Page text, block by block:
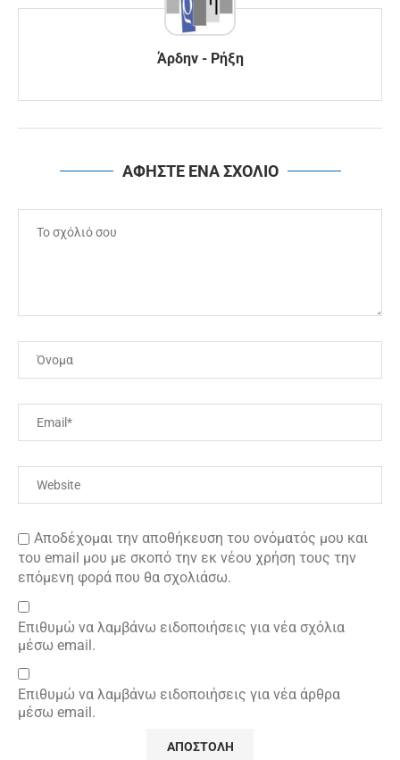
Άρδην - Ρήξη
ΑΦΗΣΤΕ ΕΝΑ ΣΧΟΛΙΟ
Αποδέχομαι την αποθήκευση του ονόματός μου και
του email μου με σκοπό την εκ νέου χρήση τους την
επόμενη φορά που θα σχολιάσω.
Επιθυμώ να λαμβάνω ειδοποιήσεις για νέα σχόλια
μέσω email.
Επιθυμώ να λαμβάνω ειδοποιήσεις για νέα άρθρα
μέσω email.